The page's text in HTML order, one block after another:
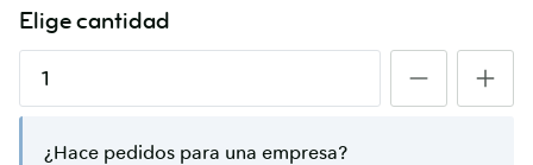
color
agotado.
consultar
consultar
Elige cantidad
¿Hace pedidos para una empresa?